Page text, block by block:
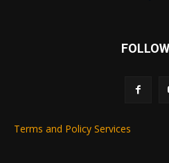
Terms and Policy Services